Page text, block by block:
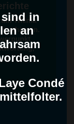
Thema
sind in
an
Condé